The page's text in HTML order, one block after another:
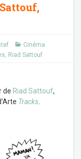
Cinéma
, Riad Sattouf
de Riad Sattouf,
Tracks